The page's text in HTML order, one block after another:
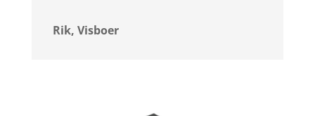
Rik, Visboer